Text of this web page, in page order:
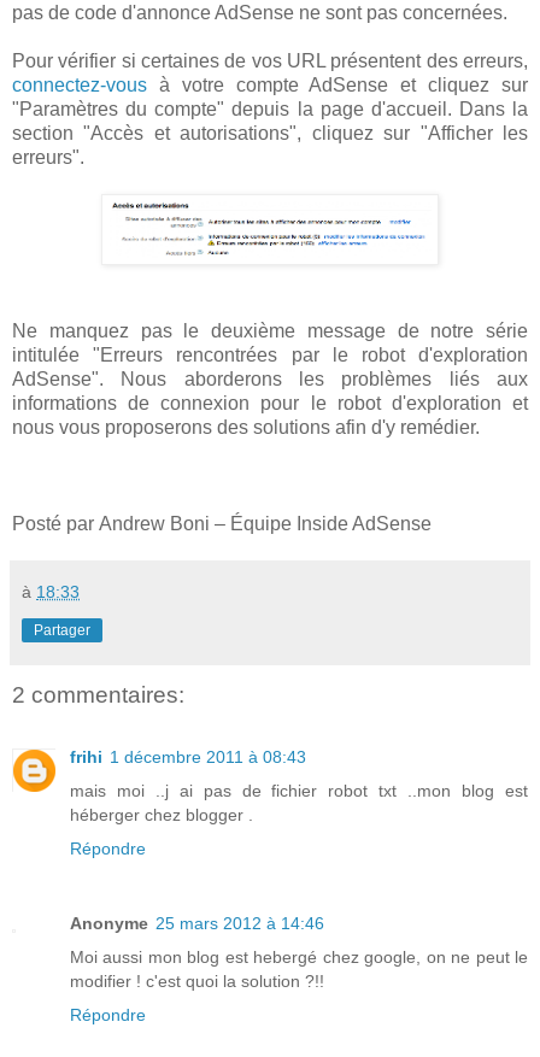
pas de code d'annonce AdSense ne sont pas concernées.
Pour vérifier si certaines de vos URL présentent des erreurs,
connectez-vous à votre compte AdSense et cliquez sur
"Paramètres du compte" depuis la page d'accueil. Dans la
section "Accès et autorisations", cliquez sur "Afficher les
erreurs".
Ne manquez pas le deuxième message de notre série
intitulée "Erreurs rencontrées par le robot d'exploration
AdSense". Nous aborderons les problèmes liés aux
informations de connexion pour le robot d'exploration et
nous vous proposerons des solutions afin d'y remédier.
Posté par Andrew Boni – Équipe Inside AdSense
à 18:33
Partager
2 commentaires:
frihi 1 décembre 2011 à 08:43
mais moi ..j ai pas de fichier robot txt ..mon blog est
héberger chez blogger .
Répondre
Anonyme 25 mars 2012 à 14:46
Moi aussi mon blog est hebergé chez google, on ne peut le
modifier ! c'est quoi la solution ?!!
Répondre